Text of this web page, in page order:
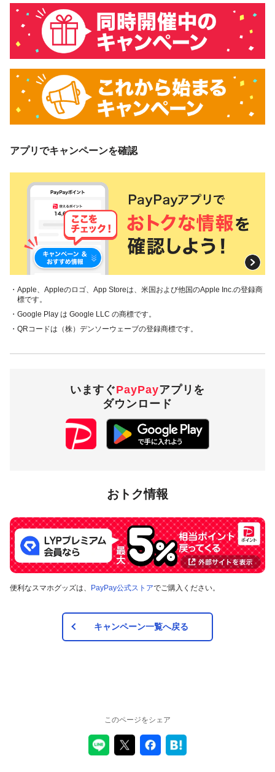
アプリでキャンペーンを確認
・Apple、Appleのロゴ、App Storeは、米国および他国のApple Inc.の登録商
標です。
・Google Play は Google LLC の商標です。
・QRコードは（株）デンソーウェーブの登録商標です。
いますぐPayPayアプリを
ダウンロード
おトク情報
便利なスマホグッズは、 PayPay公式ストアでご購入ください。
キャンペーン一覧へ戻る
このページをシェア